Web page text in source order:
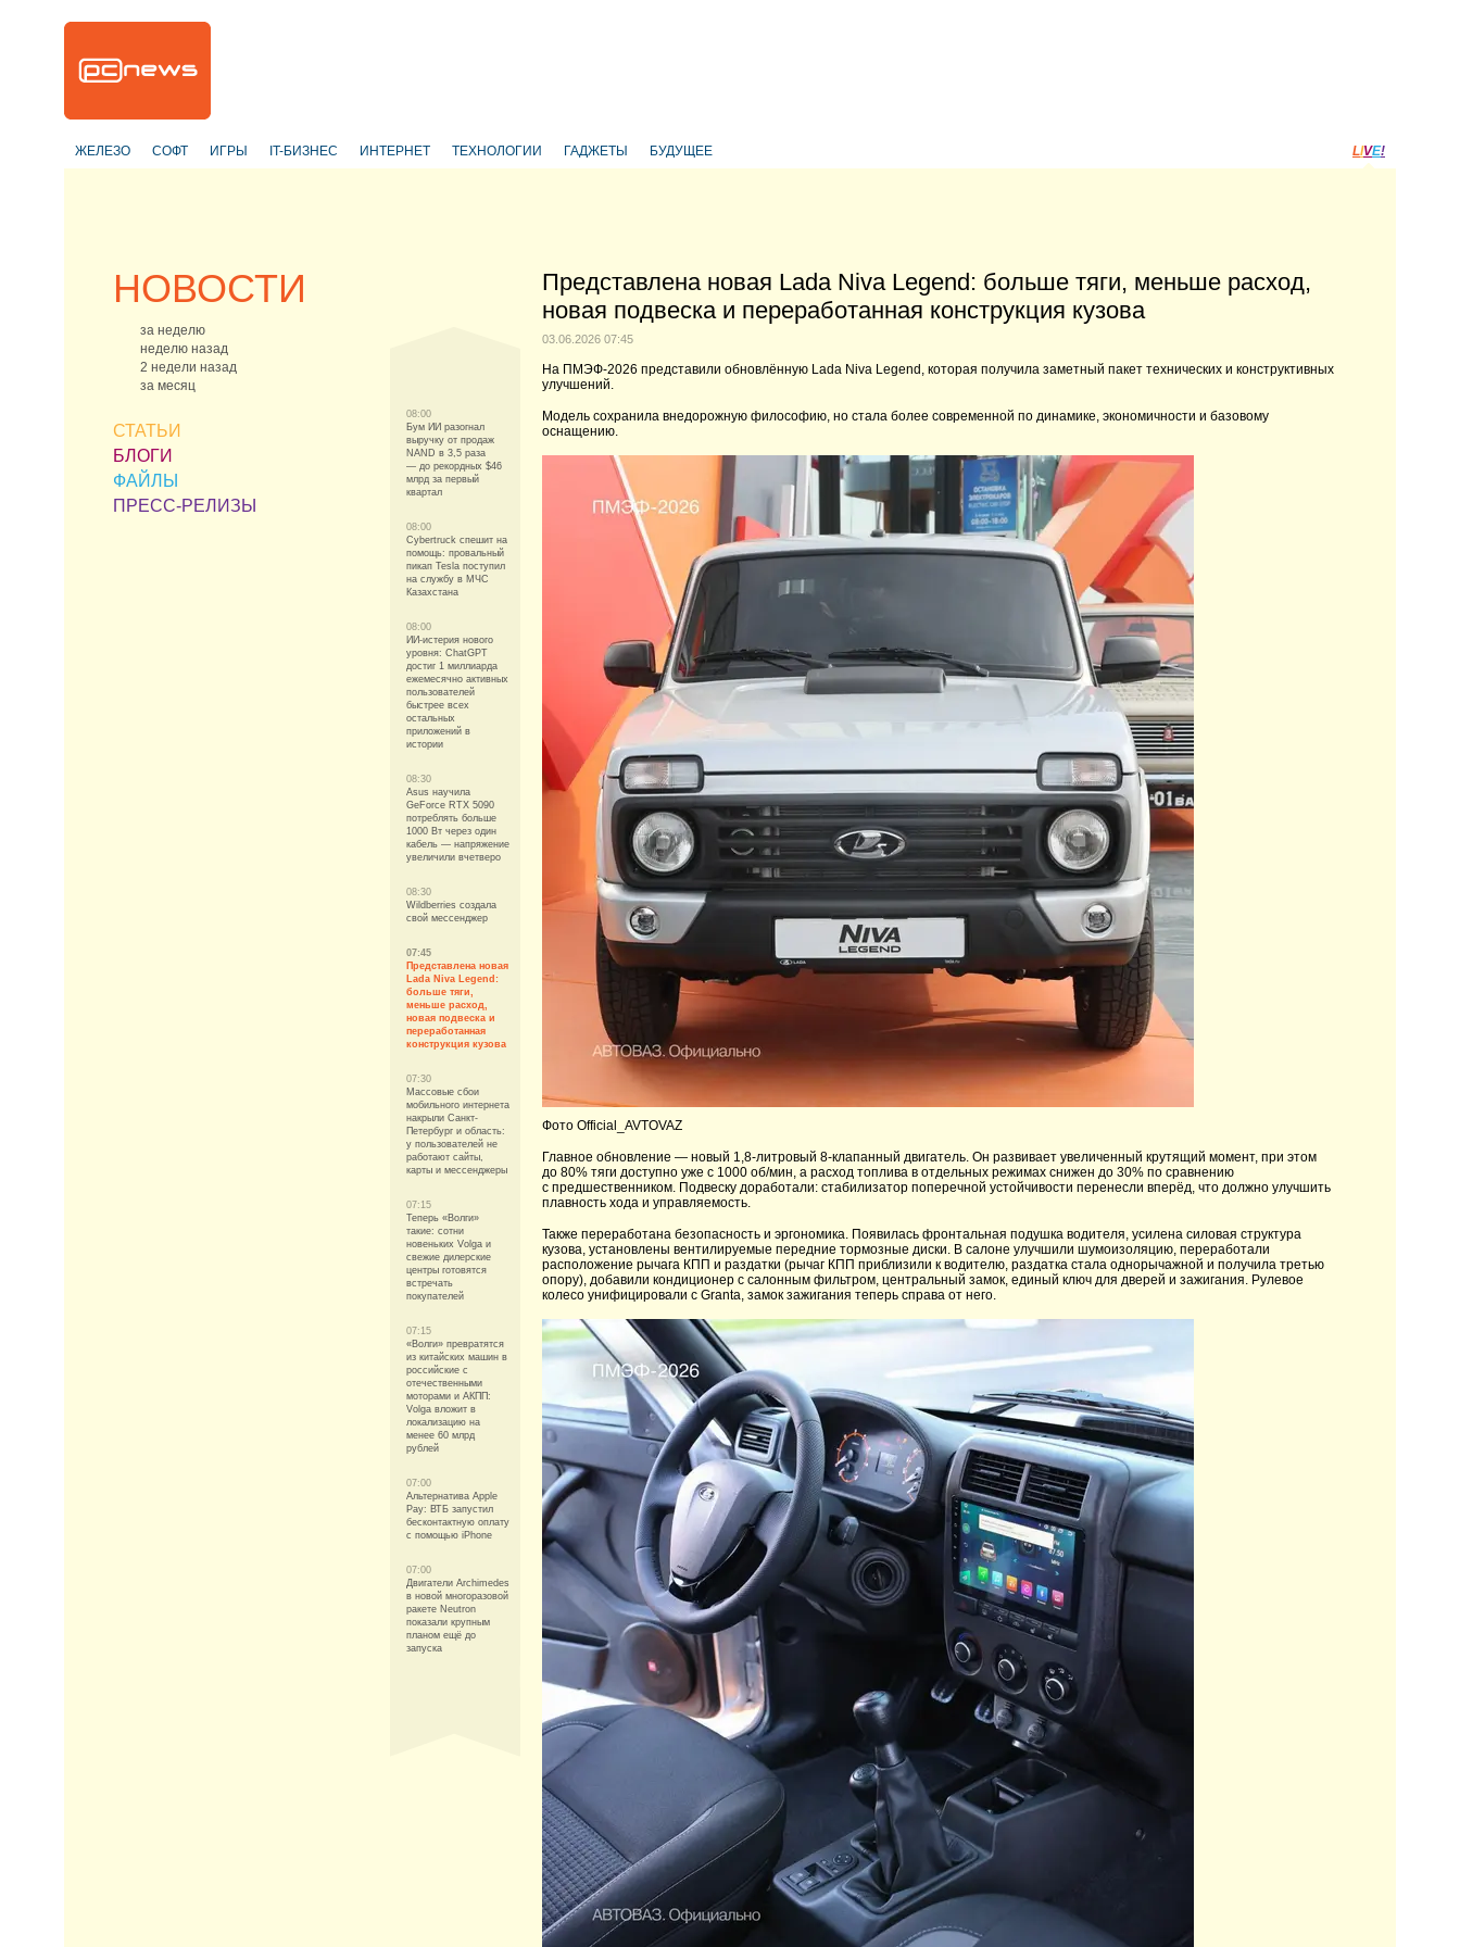
ЖЕЛЕЗО СОФТ ИГРЫ IT-БИЗНЕС ИНТЕРНЕТ ТЕХНОЛОГИИ ГАДЖЕТЫ БУДУЩЕЕ LIVE!
НОВОСТИ
за неделю
неделю назад
2 недели назад
за месяц
СТАТЬИ
БЛОГИ
ФАЙЛЫ
ПРЕСС-РЕЛИЗЫ
08:00
Бум ИИ разогнал
выручку от продаж
NAND в 3,5 раза
— до рекордных $46
млрд за первый
квартал
08:00
Cybertruck спешит на
помощь: провальный
пикап Tesla поступил
на службу в МЧС
Казахстана
08:00
ИИ-истерия нового
уровня: ChatGPT
достиг 1 миллиарда
ежемесячно активных
пользователей
быстрее всех
остальных
приложений в
истории
08:30
Asus научила
GeForce RTX 5090
потреблять больше
1000 Вт через один
кабель — напряжение
увеличили вчетверо
08:30
Wildberries создала
свой мессенджер
07:45
Представлена новая
Lada Niva Legend:
больше тяги,
меньше расход,
новая подвеска и
переработанная
конструкция кузова
07:30
Массовые сбои
мобильного интернета
накрыли Санкт-
Петербург и область:
у пользователей не
работают сайты,
карты и мессенджеры
07:15
Теперь «Волги»
такие: сотни
новеньких Volga и
свежие дилерские
центры готовятся
встречать
покупателей
07:15
«Волги» превратятся
из китайских машин в
российские с
отечественными
моторами и АКПП:
Volga вложит в
локализацию на
менее 60 млрд
рублей
07:00
Альтернатива Apple
Pay: ВТБ запустил
бесконтактную оплату
с помощью iPhone
07:00
Двигатели Archimedes
в новой многоразовой
ракете Neutron
показали крупным
планом ещё до
запуска
Представлена новая Lada Niva Legend: больше тяги, меньше расход,
новая подвеска и переработанная конструкция кузова
03.06.2026 07:45
На ПМЭФ-2026 представили обновлённую Lada Niva Legend, которая получила заметный пакет технических и конструктивных
улучшений.
Модель сохранила внедорожную философию, но стала более современной по динамике, экономичности и базовому
оснащению.
Фото Official_AVTOVAZ
Главное обновление — новый 1,8-литровый 8-клапанный двигатель. Он развивает увеличенный крутящий момент, при этом
до 80% тяги доступно уже с 1000 об/мин, а расход топлива в отдельных режимах снижен до 30% по сравнению
с предшественником. Подвеску доработали: стабилизатор поперечной устойчивости перенесли вперёд, что должно улучшить
плавность хода и управляемость.
Также переработана безопасность и эргономика. Появилась фронтальная подушка водителя, усилена силовая структура
кузова, установлены вентилируемые передние тормозные диски. В салоне улучшили шумоизоляцию, переработали
расположение рычага КПП и раздатки (рычаг КПП приблизили к водителю, раздатка стала однорычажной и получила третью
опору), добавили кондиционер с салонным фильтром, центральный замок, единый ключ для дверей и зажигания. Рулевое
колесо унифицировали с Granta, замок зажигания теперь справа от него.